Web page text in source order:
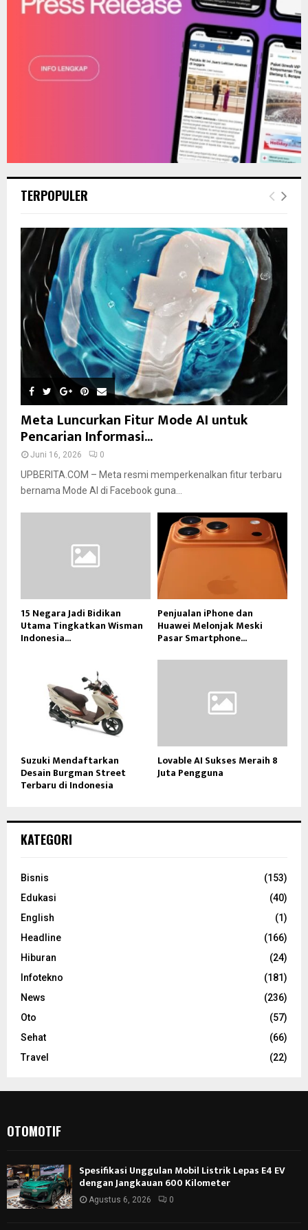
TERPOPULER
Meta Luncurkan Fitur Mode AI untuk
Pencarian Informasi...
Juni 16, 2026 0
UPBERITA.COM – Meta resmi memperkenalkan fitur terbaru
bernama Mode AI di Facebook guna...
15 Negara Jadi Bidikan
Utama Tingkatkan Wisman
Indonesia...
Penjualan iPhone dan
Huawei Melonjak Meski
Pasar Smartphone...
Suzuki Mendaftarkan
Desain Burgman Street
Terbaru di Indonesia
Lovable AI Sukses Meraih 8
Juta Pengguna
KATEGORI
Bisnis
(153)
Edukasi
(40)
English
(1)
Headline
(166)
Hiburan
(24)
Infotekno
(181)
News
(236)
Oto
(57)
Sehat
(66)
Travel
(22)
OTOMOTIF
Spesifikasi Unggulan Mobil Listrik Lepas E4 EV
dengan Jangkauan 600 Kilometer
Agustus 6, 2026 0